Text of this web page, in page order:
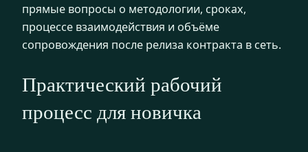
прямые вопросы о методологии, сроках,
процессе взаимодействия и объёме
сопровождения после релиза контракта в сеть.
Практический рабочий
процесс для новичка